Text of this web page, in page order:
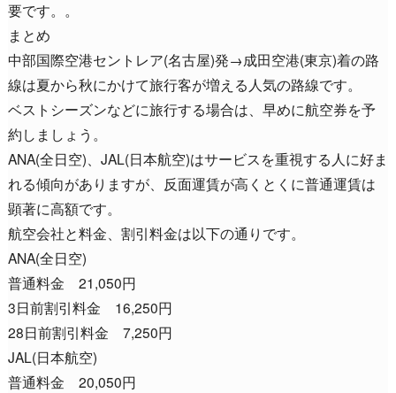
要です。。
まとめ
中部国際空港セントレア(名古屋)発→成田空港(東京)着の路
線は夏から秋にかけて旅行客が増える人気の路線です。
ベストシーズンなどに旅行する場合は、早めに航空券を予
約しましょう。
ANA(全日空)、JAL(日本航空)はサービスを重視する人に好ま
れる傾向がありますが、反面運賃が高くとくに普通運賃は
顕著に高額です。
航空会社と料金、割引料金は以下の通りです。
ANA(全日空)
普通料金 21,050円
3日前割引料金 16,250円
28日前割引料金 7,250円
JAL(日本航空)
普通料金 20,050円